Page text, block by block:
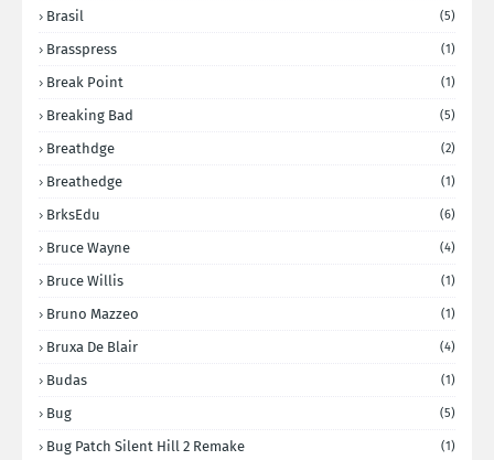
Brasil (5)
Brasspress (1)
Break Point (1)
Breaking Bad (5)
Breathdge (2)
Breathedge (1)
BrksEdu (6)
Bruce Wayne (4)
Bruce Willis (1)
Bruno Mazzeo (1)
Bruxa De Blair (4)
Budas (1)
Bug (5)
Bug Patch Silent Hill 2 Remake (1)